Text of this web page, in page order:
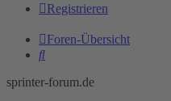
Registrieren
Foren-Übersicht
Suche
sprinter-forum.de